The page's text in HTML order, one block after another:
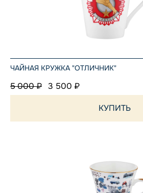
ЧАЙНАЯ КРУЖКА "ОТЛИЧНИК"
5 000 ₽ 3 500 ₽
КУПИТЬ